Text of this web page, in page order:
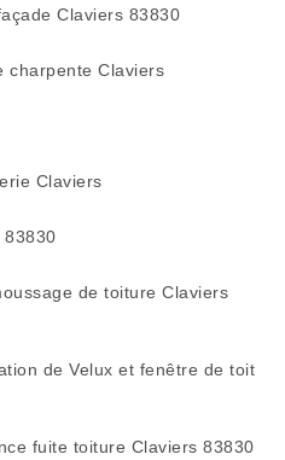
Claviers 83830
charpente Claviers
Claviers
83830
de toiture Claviers
de Velux et fenêtre de toit
fuite toiture Claviers 83830